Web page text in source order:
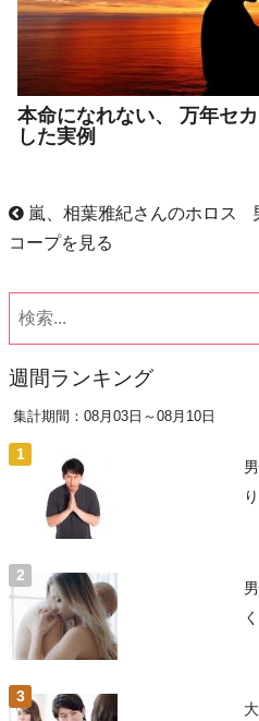
本命になれない、 万年セ
した実例
嵐、相葉雅紀さんのホロス
コープを見る
週間ランキング
集計期間：08月03日～08月10日